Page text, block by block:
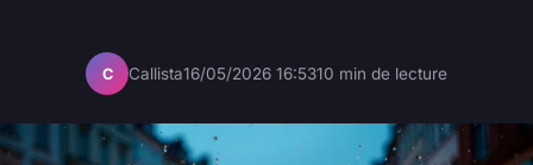
C Callista16/05/2026 16:5310 min de lecture